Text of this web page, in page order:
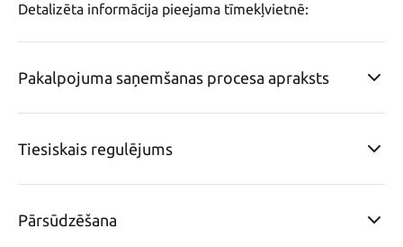
Pakalpojuma saņemšanas procesa apraksts
Tiesiskais regulējums
Pārsūdzēšana